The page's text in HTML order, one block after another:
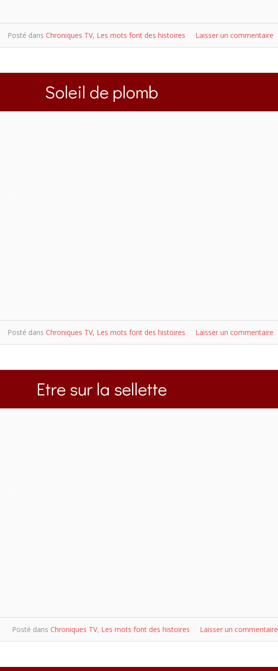
Posté dans Chroniques TV, Les mots font des histoires Laisser un commentaire
Soleil de plomb
Posté dans Chroniques TV, Les mots font des histoires Laisser un commentaire
Etre sur la sellette
Posté dans Chroniques TV, Les mots font des histoires Laisser un commentaire